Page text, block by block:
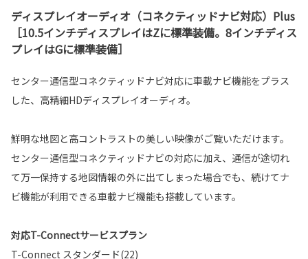
ディスプレイオーディオ（コネクティッドナビ対応）Plus
［10.5インチディスプレイはZに標準装備。8インチディス
プレイはGに標準装備］
センター通信型コネクティッドナビ対応に車載ナビ機能をプラス
した、高精細HDディスプレイオーディオ。
鮮明な地図と高コントラストの美しい映像がご覧いただけます。
センター通信型コネクティッドナビの対応に加え、通信が途切れ
て万一保持する地図情報の外に出てしまった場合でも、続けてナ
ビ機能が利用できる車載ナビ機能も搭載しています。
対応T-Connectサービスプラン
T-Connect スタンダード(22)